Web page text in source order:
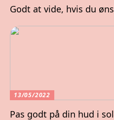
Godt at vide, hvis du
13/05/2022
Pas godt på din hud i